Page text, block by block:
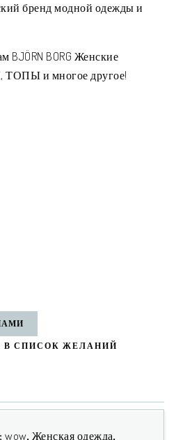
бренд модной одежды и
BJÖRN BORG Женские
и многое другое!
В СПИСОК ЖЕЛАНИЙ
wow, Женская одежда,